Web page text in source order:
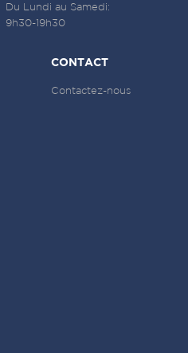
Du Lundi au Samedi:
9h30-19h30
CONTACT
Contactez-nous